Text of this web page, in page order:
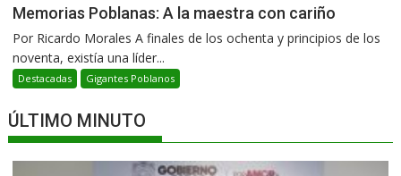
Memorias Poblanas: A la maestra con cariño
Por Ricardo Morales A finales de los ochenta y principios de los
noventa, existía una líder...
Destacadas Gigantes Poblanos
ÚLTIMO MINUTO